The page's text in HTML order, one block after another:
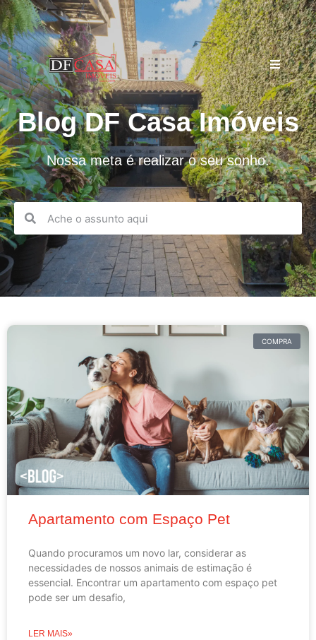
Blog DF Casa Imóveis
Nossa meta é realizar o seu sonho.
COMPRA
Apartamento com Espaço Pet
Quando procuramos um novo lar, considerar as
necessidades de nossos animais de estimação é
essencial. Encontrar um apartamento com espaço pet
pode ser um desafio,
LER MAIS»